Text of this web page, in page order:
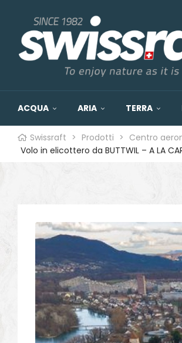
ACQUA ARIA TERRA
Swissraft > Prodotti > Centro
Volo in elicottero da BUTTWIL – A LA